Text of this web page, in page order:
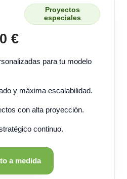
Proyectos
especiales
€
para tu modelo
y máxima escalabilidad.
con alta proyección.
continuo.
a medida